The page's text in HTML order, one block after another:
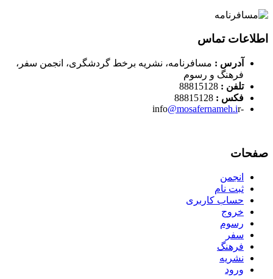
اطلاعات تماس
آدرس : مسافرنامه، نشریه برخط گردشگری، انجمن سفر،
فرهنگ و رسوم
تلفن :
فکس :
-info
@mosafernameh.ir
صفحات
انجمن
ثبت نام
حساب کاربری
خروج
رسوم
سفر
فرهنگ
نشریه
ورود